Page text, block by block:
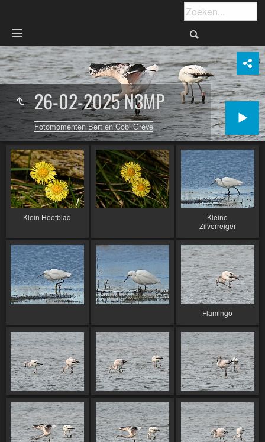
26-02-2025 N3MP
Fotomomenten Bert en Cobi Greve
Klein Hoefblad
Kleine
Zilverreiger
Flamingo